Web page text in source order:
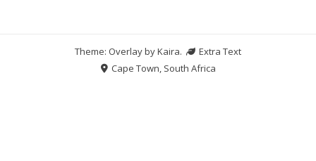
Theme: Overlay byKaira.
Extra Text
Cape Town, South Africa